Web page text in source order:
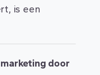
is een
door